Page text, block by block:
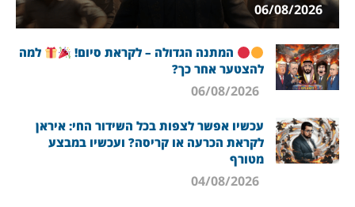
06/08/2026
המתנה הגדולה – לקראת סיום!
למה
להצטער אחר כך?
עכשיו אפשר לצפות בכל השידור החי: איראן
לקראת הכרעה או קריסה? ועכשיו במבצע
מטורף